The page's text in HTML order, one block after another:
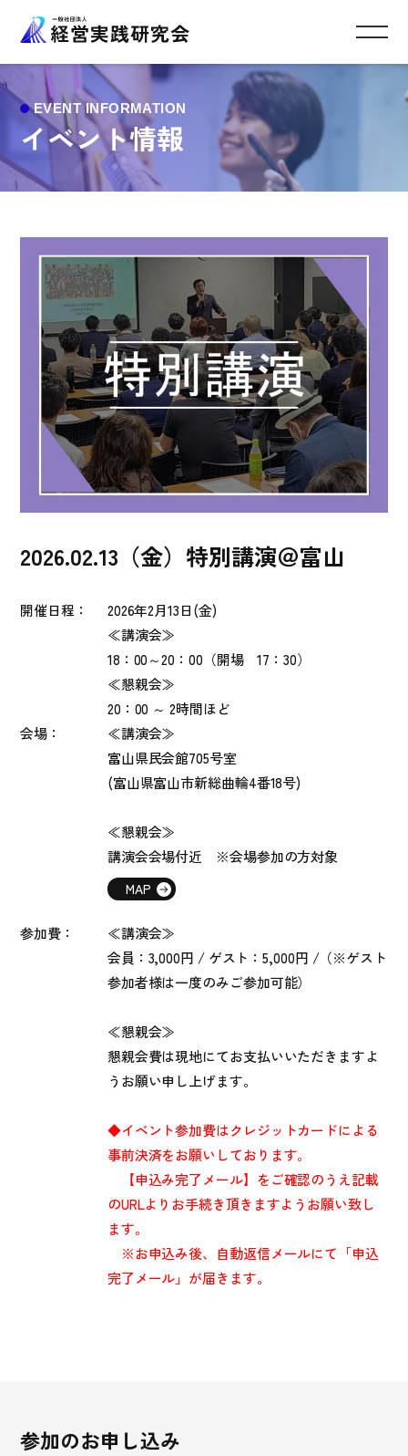
イベント情報
2026.02.13（金）特別講演＠富山
開催日程：
2026年2月13日(金)
≪講演会≫
18：00～20：00（開場 17：30）
≪懇親会≫
20：00 ～ 2時間ほど
会場：
≪講演会≫
富山県民会館705号室
(富山県富山市新総曲輪4番18号)
≪懇親会≫
講演会会場付近 ※会場参加の方対象
MAP
参加費：
≪講演会≫
会員：3,000円 / ゲスト：5,000円 /（※ゲスト
参加者様は一度のみご参加可能）
≪懇親会≫
懇親会費は現地にてお支払いいただきますよ
うお願い申し上げます。
◆イベント参加費はクレジットカードによる
事前決済をお願いしております。
【申込み完了メール】をご確認のうえ記載
のURLよりお手続き頂きますようお願い致し
ます。
※お申込み後、自動返信メールにて「申込
完了メール」が届きます。
参加のお申し込み